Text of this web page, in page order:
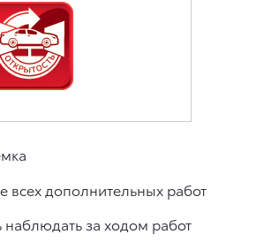
всех дополнительных работ
за ходом работ